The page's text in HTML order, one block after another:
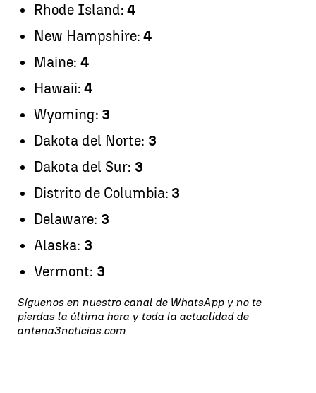
Rhode Island: 4
New Hampshire: 4
Maine: 4
Hawaii: 4
Wyoming: 3
Dakota del Norte: 3
Dakota del Sur: 3
Distrito de Columbia: 3
Delaware: 3
Alaska: 3
Vermont: 3
Síguenos en nuestro canal de WhatsAppy no te
pierdas la última hora y toda la actualidad de
antena3noticias.com